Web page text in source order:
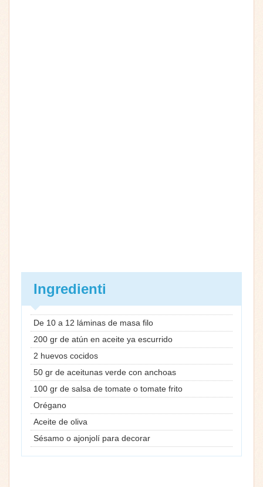
Ingredienti
De 10 a 12 láminas de masa filo
200 gr de atún en aceite ya escurrido
2 huevos cocidos
50 gr de aceitunas verde con anchoas
100 gr de salsa de tomate o tomate frito
Orégano
Aceite de oliva
Sésamo o ajonjolí para decorar